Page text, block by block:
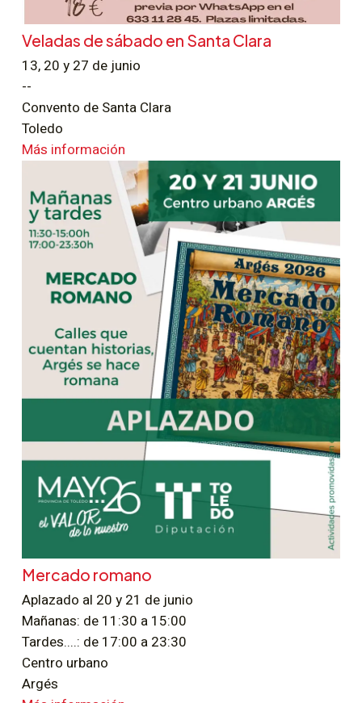
Veladas de sábado en Santa Clara
13, 20 y 27 de junio
--
Convento de Santa Clara
Toledo
Más información
Mercado romano
Aplazado al 20 y 21 de junio
Mañanas: de 11:30 a 15:00
Tardes....: de 17:00 a 23:30
Centro urbano
Argés